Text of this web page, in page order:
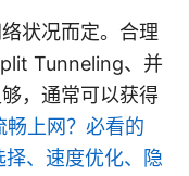
状况而定。合理
Tunneling、并
，通常可以获得
畅上网？必看的
、速度优化、隐